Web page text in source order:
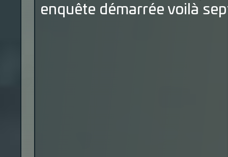
enquête démarrée voilà